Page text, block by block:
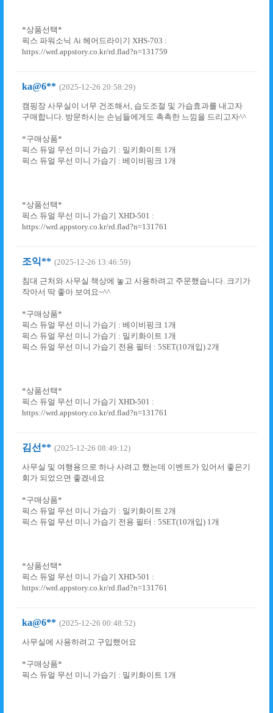
*상품선택*
픽스 파워소닉 Ai 헤어드라이기 XHS-703 :
https://wrd.appstory.co.kr/rd.flad?n=131759
ka@6** (2025-12-26 20:58:29)
캠핑장 사무실이 너무 건조해서, 습도조절 및 가습효과를 내고자
구매합니다. 방문하시는 손님들에게도 촉촉한 느낌을 드리고자^^
*구매상품*
픽스 듀얼 무선 미니 가습기 : 밀키화이트 1개
픽스 듀얼 무선 미니 가습기 : 베이비핑크 1개
*상품선택*
픽스 듀얼 무선 미니 가습기 XHD-501 :
https://wrd.appstory.co.kr/rd.flad?n=131761
조익** (2025-12-26 13:46:59)
침대 근처와 사무실 책상에 놓고 사용하려고 주문했습니다. 크기가
작아서 딱 좋아 보여요~^^
*구매상품*
픽스 듀얼 무선 미니 가습기 : 베이비핑크 1개
픽스 듀얼 무선 미니 가습기 : 밀키화이트 1개
픽스 듀얼 무선 미니 가습기 전용 필터 : 5SET(10개입) 2개
*상품선택*
픽스 듀얼 무선 미니 가습기 XHD-501 :
https://wrd.appstory.co.kr/rd.flad?n=131761
김선** (2025-12-26 08:49:12)
사무실 및 여행용으로 하나 사려고 했는데 이벤트가 있어서 좋은기
회가 되었으면 좋겠네요
*구매상품*
픽스 듀얼 무선 미니 가습기 : 밀키화이트 2개
픽스 듀얼 무선 미니 가습기 전용 필터 : 5SET(10개입) 1개
*상품선택*
픽스 듀얼 무선 미니 가습기 XHD-501 :
https://wrd.appstory.co.kr/rd.flad?n=131761
ka@6** (2025-12-26 00:48:52)
사무실에 사용하려고 구입했어요
*구매상품*
픽스 듀얼 무선 미니 가습기 : 밀키화이트 1개